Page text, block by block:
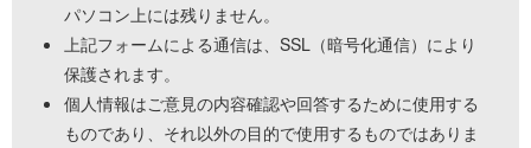
パソコン上には残りません。
上記フォームによる通信は、SSL（暗号化通信）により
保護されます。
個人情報はご意見の内容確認や回答するために使用する
ものであり、それ以外の目的で使用するものではありま